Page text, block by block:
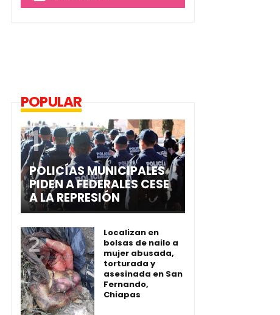
POPULAR
POLICÍAS MUNICIPALES
PIDEN A FEDERALES CESE
A LA REPRESIÓN
Localizan en
bolsas de nailo a
mujer abusada,
torturada y
asesinada en San
Fernando,
Chiapas